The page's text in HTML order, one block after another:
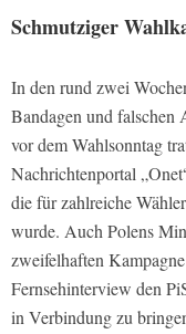
Schmutziger
In den rund zwei
Bandagen und falschen
vor dem Wahlsonntag
Nachrichtenportal
die für zahlreiche
wurde. Auch Polens
zweifelhaften
Fernsehinterview den
in Verbindung zu